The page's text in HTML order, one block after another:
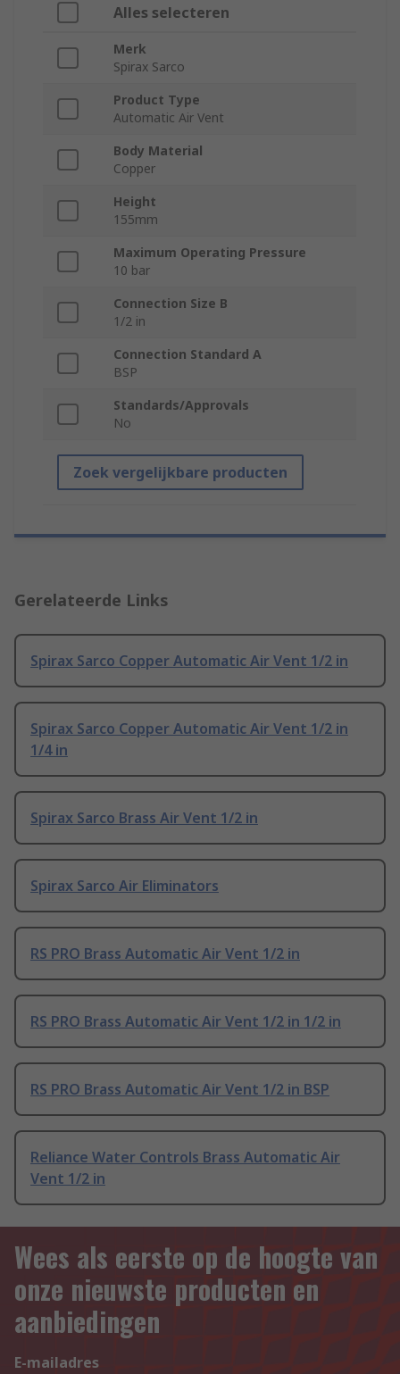
Alles selecteren
Merk
Spirax Sarco
Product Type
Automatic Air Vent
Body Material
Copper
Height
155mm
Maximum Operating Pressure
10 bar
Connection Size B
1/2 in
Connection Standard A
BSP
Standards/Approvals
No
Zoek vergelijkbare producten
Gerelateerde Links
Spirax Sarco Copper Automatic Air Vent 1/2 in
Spirax Sarco Copper Automatic Air Vent 1/2 in
1/4 in
Spirax Sarco Brass Air Vent 1/2 in
Spirax Sarco Air Eliminators
RS PRO Brass Automatic Air Vent 1/2 in
RS PRO Brass Automatic Air Vent 1/2 in 1/2 in
RS PRO Brass Automatic Air Vent 1/2 in BSP
Reliance Water Controls Brass Automatic Air
Vent 1/2 in
Wees als eerste op de hoogte van
onze nieuwste producten en
aanbiedingen
E-mailadres